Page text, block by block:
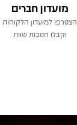
מועדון חברים
הצטרפו למועדון הלקוחות
וקבלו הטבות שוות